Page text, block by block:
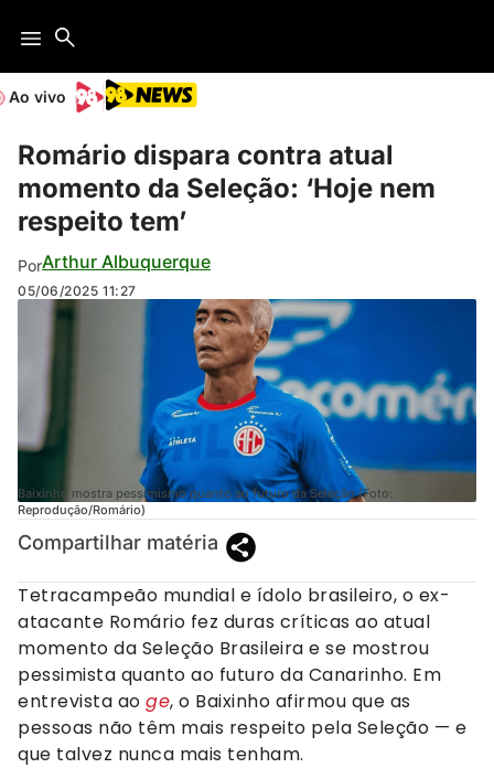
Ao vivo
Romário dispara contra atual
momento da Seleção: ‘Hoje nem
respeito tem’
PorArthur Albuquerque
05/06/2025 11:27
Baixinho mostra pessimismo quanto ao futuro da Seleção (Foto:
Reprodução/Romário)
Compartilhar matéria
Tetracampeão mundial e ídolo brasileiro, o ex-
atacante Romário fez duras críticas ao atual
momento da Seleção Brasileira e se mostrou
pessimista quanto ao futuro da Canarinho. Em
entrevista ao ge, o Baixinho afirmou que as
pessoas não têm mais respeito pela Seleção — e
que talvez nunca mais tenham.